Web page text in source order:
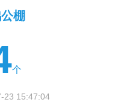
棚
个
23 15:47:04